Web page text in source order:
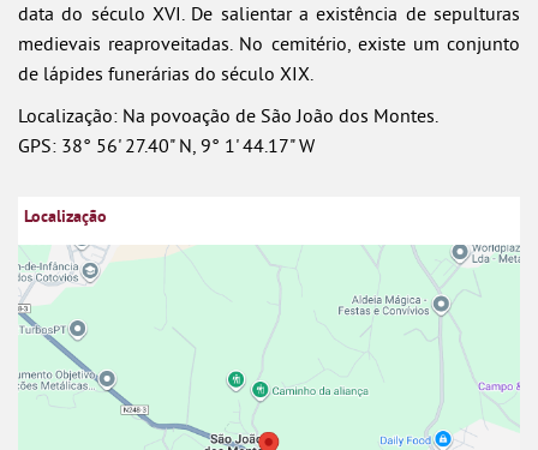
data do século XVI. De salientar a existência de sepulturas
medievais reaproveitadas. No cemitério, existe um conjunto
de lápides funerárias do século XIX.
Localização: Na povoação de São João dos Montes.
GPS: 38° 56' 27.40" N, 9° 1' 44.17" W